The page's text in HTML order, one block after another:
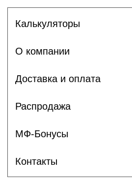
Калькуляторы
О компании
Доставка и оплата
Распродажа
МФ-Бонусы
Контакты